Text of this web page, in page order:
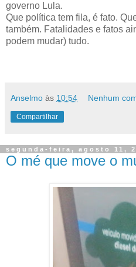
governo Lula.
Que política tem fila, é fato.
também. Fatalidades e fatos
podem mudar) tudo.
Anselmo às 10:54 Nenhum
Compartilhar
segunda-feira, agosto 11,
O mé que move o